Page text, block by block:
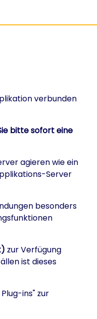
verbunden
bitte sofort eine
agieren wie ein
Server
besonders
zur Verfügung
ist dieses
ins" zur